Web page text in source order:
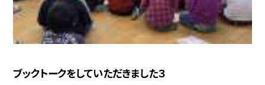
ブックトークをしていただきました３